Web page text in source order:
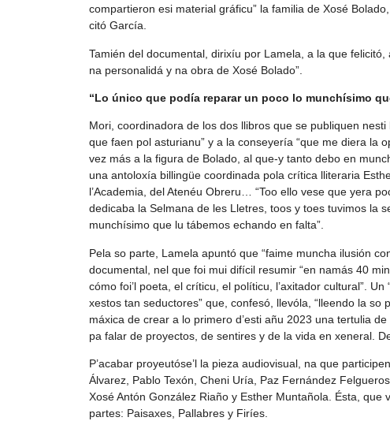
compartieron esi material gráficu” la familia de Xosé
citó García.
Tamién del documental, dirixíu por Lamela, a la que
na personalidá y na obra de Xosé Bolado”.
“Lo único que podía reparar un poco lo munchísimo
Mori, coordinadora de los dos llibros que se publiquen
que faen pol asturianu” y a la conseyería “que me diera la
vez más a la figura de Bolado, al que-y tanto debo en
una antoloxía billingüe coordinada pola crítica lliteraria
l’Academia, del Atenéu Obreru… “Too ello vese que yera
dedicaba la Selmana de les Lletres, toos y toes tuvimos la
munchísimo que lu tábemos echando en falta”.
Pela so parte, Lamela apuntó que “faime muncha ilusión
documental, nel que foi mui difícil resumir “en namás 40
cómo foi’l poeta, el críticu, el políticu, l’axitador cultural”.
xestos tan seductores” que, confesó, llevóla, “lleendo la
máxica de crear a lo primero d’esti añu 2023 una tertulia
pa falar de proyectos, de sentires y de la vida en xeneral.
P’acabar proyeutóse’l la pieza audiovisual, na que
Álvarez, Pablo Texón, Cheni Uría, Paz Fernández
Xosé Antón González Riaño y Esther Muntañola. Ésta,
partes: Paisaxes, Pallabres y Firíes.